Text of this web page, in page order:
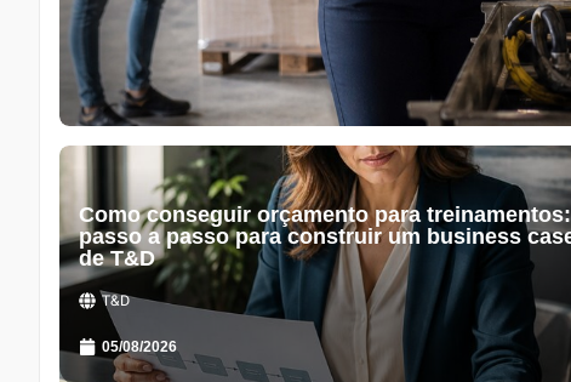
Como conseguir orçamento para treinamentos:
passo a passo para construir um business
de T&D
T&D
05/08/2026